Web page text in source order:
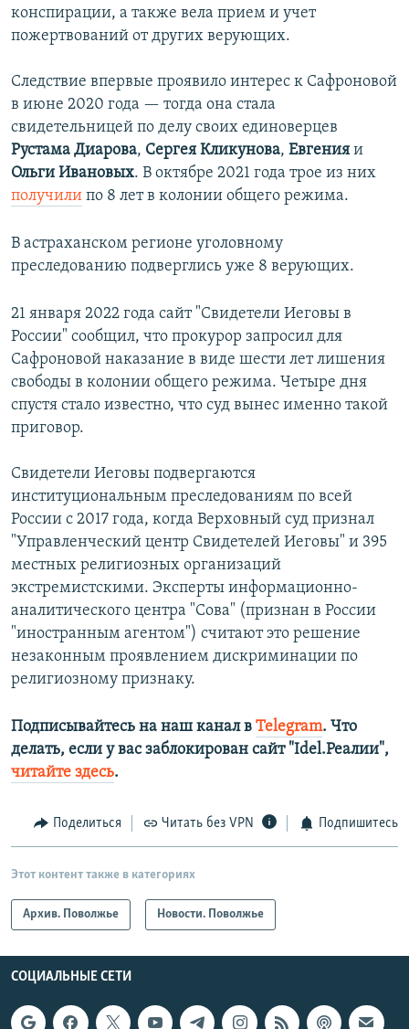
конспирации, а также вела прием и учет
пожертвований от других верующих.
Следствие впервые проявило интерес к Сафроновой
в июне 2020 года — тогда она стала
свидетельницей по делу своих единоверцев
Рустама Диарова, Сергея Кликунова, Евгения и
Ольги Ивановых. В октябре 2021 года трое из них
получили по 8 лет в колонии общего режима.
В астраханском регионе уголовному
преследованию подверглись уже 8 верующих.
21 января 2022 года сайт "Свидетели Иеговы в
России" сообщил, что прокурор запросил для
Сафроновой наказание в виде шести лет лишения
свободы в колонии общего режима. Четыре дня
спустя стало известно, что суд вынес именно такой
приговор.
Свидетели Иеговы подвергаются
институциональным преследованиям по всей
России с 2017 года, когда Верховный суд признал
"Управленческий центр Свидетелей Иеговы" и 395
местных религиозных организаций
экстремистскими. Эксперты информационно-
аналитического центра "Сова" (признан в России
"иностранным агентом") считают это решение
незаконным проявлением дискриминации по
религиозному признаку.
Подписывайтесь на наш канал в Telegram. Что
делать, если у вас заблокирован сайт "Idel.Реалии",
читайте здесь.
Поделиться Читать без VPN Подпишитесь
Этот контент также в категориях
Архив. Поволжье Новости. Поволжье
СОЦИАЛЬНЫЕ СЕТИ